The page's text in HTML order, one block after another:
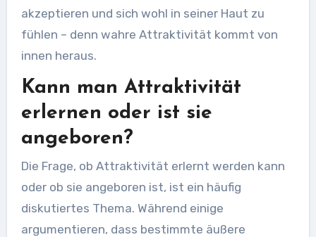
akzeptieren und sich wohl in seiner Haut zu
fühlen – denn wahre Attraktivität kommt von
innen heraus.
Kann man Attraktivität
erlernen oder ist sie
angeboren?
Die Frage, ob Attraktivität erlernt werden kann
oder ob sie angeboren ist, ist ein häufig
diskutiertes Thema. Während einige
argumentieren, dass bestimmte äußere